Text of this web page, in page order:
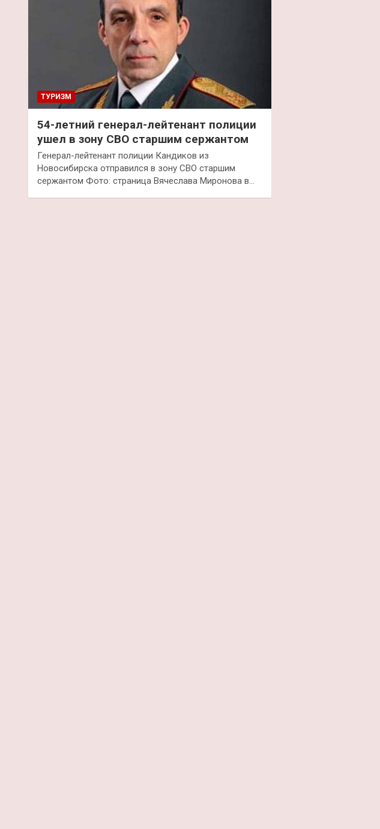
ТУРИЗМ
54-летний генерал-лейтенант полиции
ушел в зону СВО старшим сержантом
Генерал-лейтенант полиции Кандиков из
Новосибирска отправился в зону СВО старшим
сержантом Фото: страница Вячеслава Миронова в…